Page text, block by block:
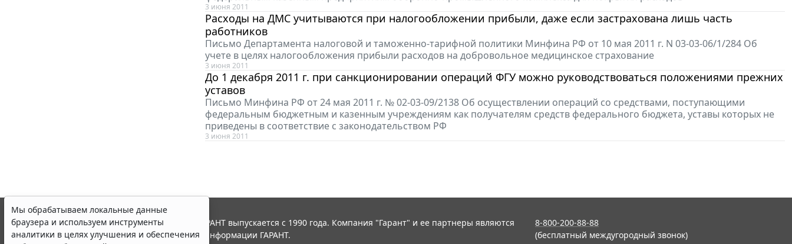
3 июня 2011
Расходы на ДМС учитываются при налогообложении прибыли, даже если застрахована лишь часть
работников
Письмо Департамента налоговой и таможенно-тарифной политики Минфина РФ от 10 мая 2011 г. N 03-03-06/1/284 Об
учете в целях налогообложения прибыли расходов на добровольное медицинское страхование
3 июня 2011
До 1 декабря 2011 г. при санкционировании операций ФГУ можно руководствоваться положениями прежних
уставов
Письмо Минфина РФ от 24 мая 2011 г. № 02-03-09/2138 Об осуществлении операций со средствами, поступающими
федеральным бюджетным и казенным учреждениям как получателям средств федерального бюджета, уставы которых не
приведены в соответствие с законодательством РФ
3 июня 2011
Мы обрабатываем локальные данные
браузера и используем инструменты
аналитики в целях улучшения и обеспечения
© ООО "НПП "ГАРАНТ-СЕРВИС", 2026. Система ГАРАНТ выпускается с 1990 года. Компания "Гарант" и ее партнеры являются
участниками Российской ассоциации правовой информации ГАРАНТ.
8-800-200-88-88
(бесплатный междугородный звонок)